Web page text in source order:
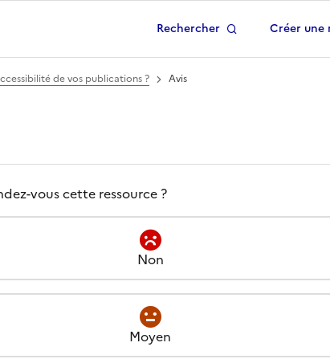
d'accueil
Rechercher Créer une
de vos publications ? Avis
Réseaux sociaux :
votre avis à propos
vous cette ressource ?
Non
Moyen